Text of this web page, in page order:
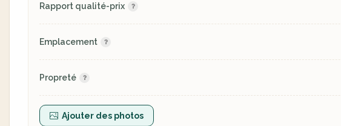
Rapport qualité-prix
Emplacement
Propreté
Ajouter des photos